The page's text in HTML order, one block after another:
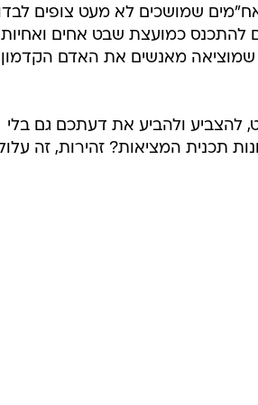
אח"מים שמושכים לא מעט צופים
להתכנס כמועצת שבט אחים ואחיות
שמוציאה מאנשים את האדם הקדמון
להצביע ולהביע את דעתכם גם בלי
תכנית המציאות? זהירות, זה